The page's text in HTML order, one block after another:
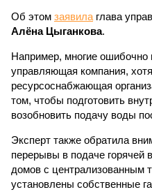
Об этом заявила глава
Алёна Цыганкова.
Например, многие ошибочно
управляющая компания,
ресурсоснабжающая
том, чтобы подготовить
возобновить подачу воды
Эксперт также обратила
перерывы в подаче горячей
домов с централизованным
установлены собственные